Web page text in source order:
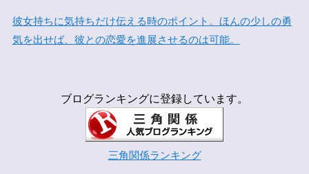
彼女持ちに気持ちだけ伝える時のポイント。ほんの少しの勇
気を出せば、彼との恋愛を進展させるのは可能。
ブログランキングに登録しています。
三角関係ランキング